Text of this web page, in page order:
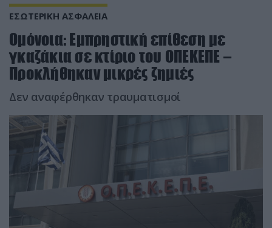
ΕΣΩΤΕΡΙΚΗ ΑΣΦΑΛΕΙΑ
Ομόνοια: Eμπρηστική επίθεση με
γκαζάκια σε κτίριο του ΟΠΕΚΕΠΕ –
Προκλήθηκαν μικρές ζημιές
Δεν αναφέρθηκαν τραυματισμοί